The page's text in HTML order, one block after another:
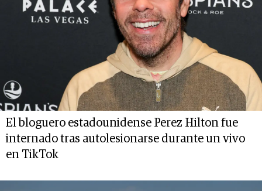
El bloguero estadounidense Perez Hilton fue
internado tras autolesionarse durante un vivo
en TikTok